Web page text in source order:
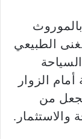
الطبيعي
أمام الزوار
من
والاستثمار.